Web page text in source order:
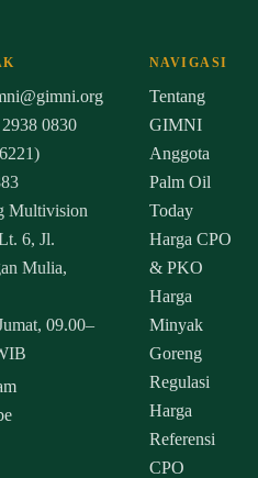
0830
Multivision
6, Jl.
Mulia,
09.00–
NAVIGASI
Tentang
GIMNI
Anggota
Palm Oil
Today
Harga CPO
& PKO
Harga
Minyak
Goreng
Regulasi
Harga
Referensi
CPO